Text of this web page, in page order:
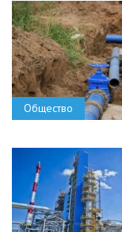
Общество